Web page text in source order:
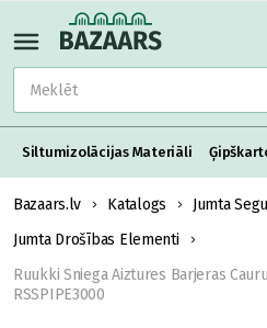
Siltumizolācijas Materiāli
Bazaars.lv Katalogs
Jumta
Jumta Drošības Elementi
Ruukki Sniega Aiztures Barjeras
RSSPIPE3000